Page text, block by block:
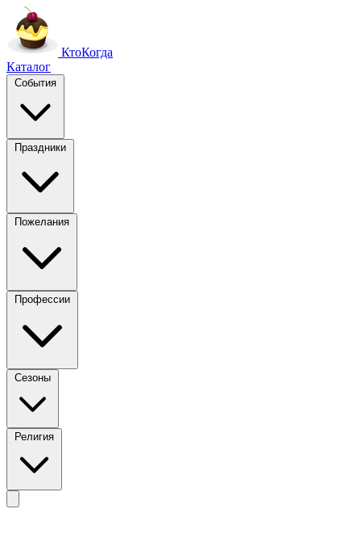
КтоКогда
Каталог
События
Праздники
Пожелания
Профессии
Сезоны
Религия